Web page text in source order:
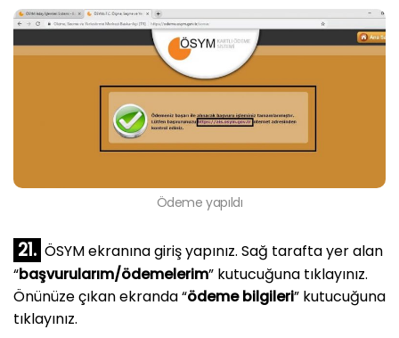
Ödeme yapıldı
21. ÖSYM ekranına giriş yapınız. Sağ tarafta yer alan
“başvurularım/ödemelerim” kutucuğuna tıklayınız.
Önünüze çıkan ekranda “ödeme bilgileri” kutucuğuna
tıklayınız.